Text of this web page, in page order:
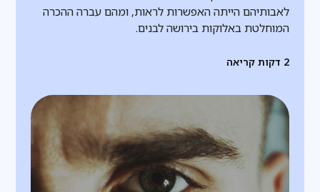
לאבותיהם הייתה האפשרות לראות, ומהם עברה ההכרה
המוחלטת באלוקות בירושה לבנים.
2 דקות קריאה